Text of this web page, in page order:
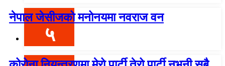
नेपाल जेसीजको मनोनयमा नवराज वन
५